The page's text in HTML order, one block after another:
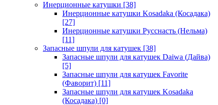
Инерционные катушки [38]
Инерционные катушки Kosadaka (Косадака)
[27]
Инерционные катушки Русснасть (Нельма)
[11]
Запасные шпули для катушек [38]
Запасные шпули для катушек Daiwa (Дайва)
[5]
Запасные шпули для катушек Favorite
(Фаворит) [11]
Запасные шпули для катушек Kosadaka
(Косадака) [0]